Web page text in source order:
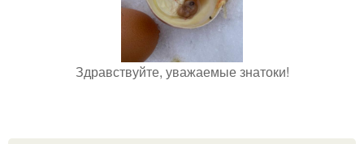
Здравствуйте, уважаемые знатоки!